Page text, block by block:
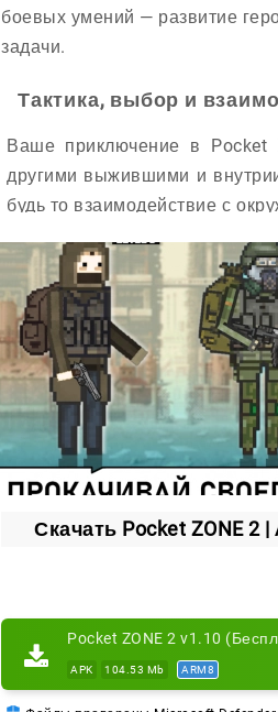
боевых умений — развитие
задачи.
Тактика, выбор и
Ваше приключение в Pocket
другими выжившими и
будь то взаимодействие с
выживания в
Скачать Pocket ZONE 2 |
Pocket ZONE 2 v1.10
APK 104.53 Mb ARM8